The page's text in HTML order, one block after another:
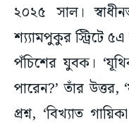
২০২৫ সাল।
শ্য্যামপুকুর স্ট্রিটে
পঁচিশের যুবক।
পারেন?’ তাঁর উত্তর,
প্রশ্ন, ‘বিখ্যাত